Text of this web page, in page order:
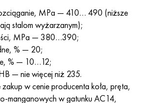
MPa — 410… 490 (niższe
stalom wyżarzanym);
MPa — 380…390;
% — 20;
% — 10…12;
— nie więcej niż 235.
w cenie producenta koła, pręta,
manganowych w gatunku AC14,
1035
1.7225
3135
4142